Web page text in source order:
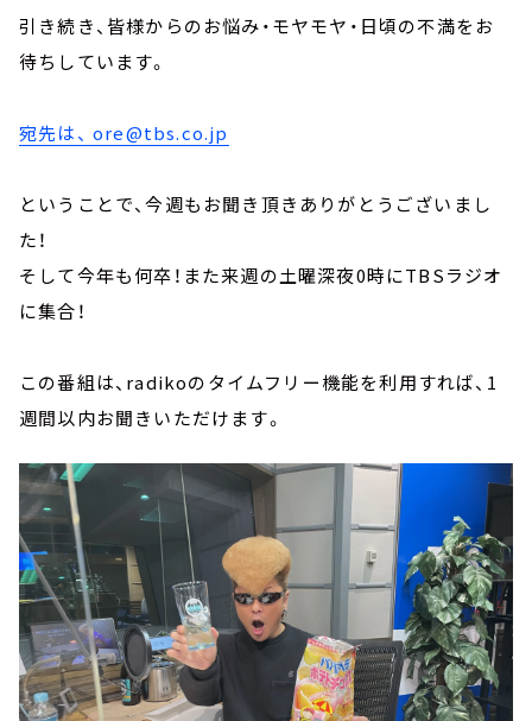
引き続き、皆様からのお悩み・モヤモヤ・日頃の不満をお
待ちしています。
宛先は、 ore@tbs.co.jp
ということで、今週もお聞き頂きありがとうございまし
た！
そして今年も何卒！また来週の土曜深夜0時にTBSラジオ
に集合！
この番組は、radikoのタイムフリー機能を利用すれば、1
週間以内お聞きいただけます。